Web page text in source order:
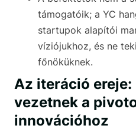
támogatóik; a YC
startupok alapítói
víziójukhoz, és ne
főnöküknek.
Az iteráció ereje:
vezetnek a
innovációhoz